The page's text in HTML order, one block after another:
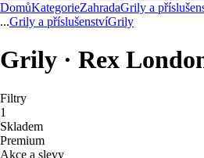
DomůKategorieZahradaGrily a
...Grily a příslušenstvíGrily
Grily · Rex
Filtry
1
Skladem
Premium
Akce a slevy